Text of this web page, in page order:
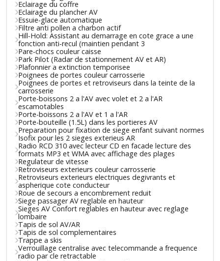
Eclairage du coffre
Eclairage du plancher AV
Essuie-glace automatique
Filtre anti pollen a charbon actif
Hill-Hold: Assistant au demarrage en cote grace a une
fonction anti-recul (maintien pendant 3
Pare-chocs couleur caisse
Park Pilot (Radar de stationnement AV et AR)
Plafonnier a extinction temporisee
Poignees de portes couleur carrosserie
Poignees de portes et retroviseurs dans la teinte de la
carrosserie
Porte-boissons 2 a l'AV avec volet et 2 a l'AR
escamotables
Porte-boissons 2 a l'AV et 1 a l'AR
Porte-bouteille (1.5L) dans les portieres AV
Preparation pour fixation de siege enfant suivant normes
Isofix pour les 2 sieges exterieus AR
Radio RCD 310 avec lecteur CD en facade lecture des
formats MP3 et WMA avec affichage des plages
Regulateur de vitesse
Retroviseurs exterieurs couleur carrosserie
Retroviseurs exterieurs electriques degivrants et
aspherique cote conducteur
Roue de secours a encombrement reduit
Siege passager AV reglable en hauteur
Sieges AV Confort reglables en hauteur avec reglage
lombaire
Tapis de sol AV/AR
Tapis de sol complementaires
Trappe a skis
Verrouillage centralise avec telecommande a frequence
radio par cle retractable